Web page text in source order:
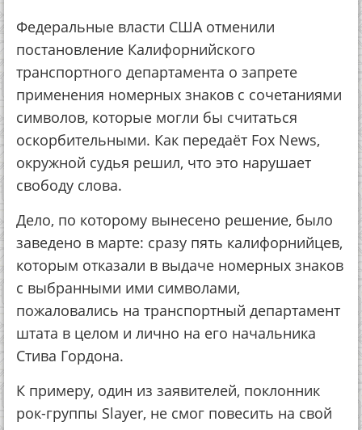
Федеральные власти США отменили
постановление Калифорнийского
транспортного департамента о запрете
применения номерных знаков с сочетаниями
символов, которые могли бы считаться
оскорбительными. Как передаёт Fox News,
окружной судья решил, что это нарушает
свободу слова.
Дело, по которому вынесено решение, было
заведено в марте: сразу пять калифорнийцев,
которым отказали в выдаче номерных знаков
с выбранными ими символами,
пожаловались на транспортный департамент
штата в целом и лично на его начальника
Стива Гордона.
К примеру, один из заявителей, поклонник
рок-группы Slayer, не смог повесить на свой